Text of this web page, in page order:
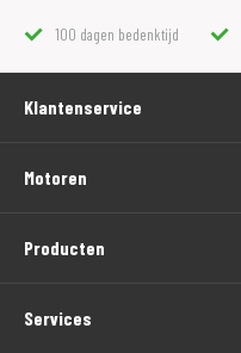
100 dagen bedenktijd
Klantenservice
Motoren
Producten
Services